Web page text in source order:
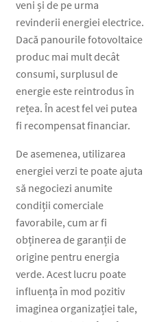
veni și de pe urma
revinderii energiei electrice.
Dacă panourile fotovoltaice
produc mai mult decât
consumi, surplusul de
energie este reintrodus în
rețea. În acest fel vei putea
fi recompensat financiar.
De asemenea, utilizarea
energiei verzi te poate ajuta
să negociezi anumite
condiții comerciale
favorabile, cum ar fi
obținerea de garanții de
origine pentru energia
verde. Acest lucru poate
influența în mod pozitiv
imaginea organizației tale,